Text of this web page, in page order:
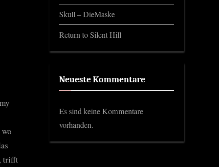
trifft
Skull – DieMaske
Return to Silent Hill
Neueste Kommentare
Es sind keine Kommentare
vorhanden.